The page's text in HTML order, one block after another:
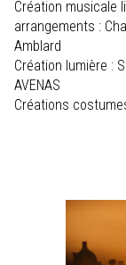
Création musicale
arrangements :
Amblard
Création lumière :
AVENAS
Créations